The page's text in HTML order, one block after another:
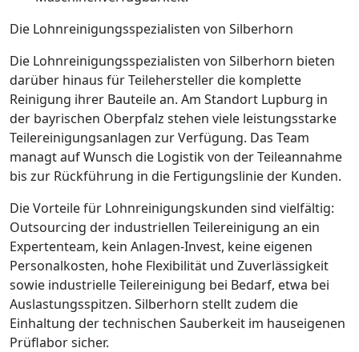
Die ­Lohnreinigungsspezialisten von Silberhorn
Die Lohnreinigungsspezialisten von Silberhorn bieten
darüber hinaus für Teilehersteller die komplette
Reinigung ihrer Bauteile an. Am Standort Lupburg in
der bayrischen Oberpfalz stehen viele leistungsstarke
Teilereinigungsanlagen zur Verfügung. Das Team
managt auf Wunsch die Logistik von der Teileannahme
bis zur Rückführung in die Fertigungslinie der Kunden.
Die Vorteile für Lohnreinigungskunden sind vielfältig:
Outsourcing der industriellen Teile­reinigung an ein
Expertenteam, kein Anlagen-Invest, keine eigenen
Personalkosten, hohe Flexibilität und Zuverlässigkeit
sowie industrielle Teilereinigung bei Bedarf, etwa bei
Auslastungsspitzen. Silberhorn stellt zudem die
Einhaltung der technischen Sauberkeit im hauseigenen
Prüflabor sicher.